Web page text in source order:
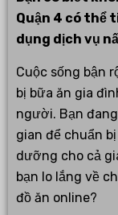
Quận 4 có thể
dụng dịch vụ
Cuộc sống bận
bị bữa ăn gia
người. Bạn
gian để chuẩn
dưỡng cho cả
bạn lo lắng về
đồ ăn online?